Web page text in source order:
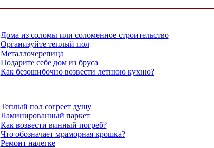
Дома из соломы или соломенное строительство
Организуйте теплый пол
Металлочерепица
Подарите себе дом из бруса
Как безошибочно возвести летнюю кухню?
Теплый пол согреет душу
Ламинированный паркет
Как возвести винный погреб?
Что обозначает мраморная крошка?
Ремонт налегке